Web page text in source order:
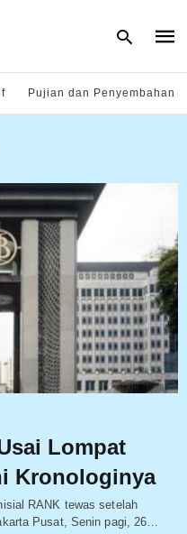
Pujian dan Penyembahan
Lompat
Kronologinya
RANK tewas setelah
Pusat, Senin pagi, 26…